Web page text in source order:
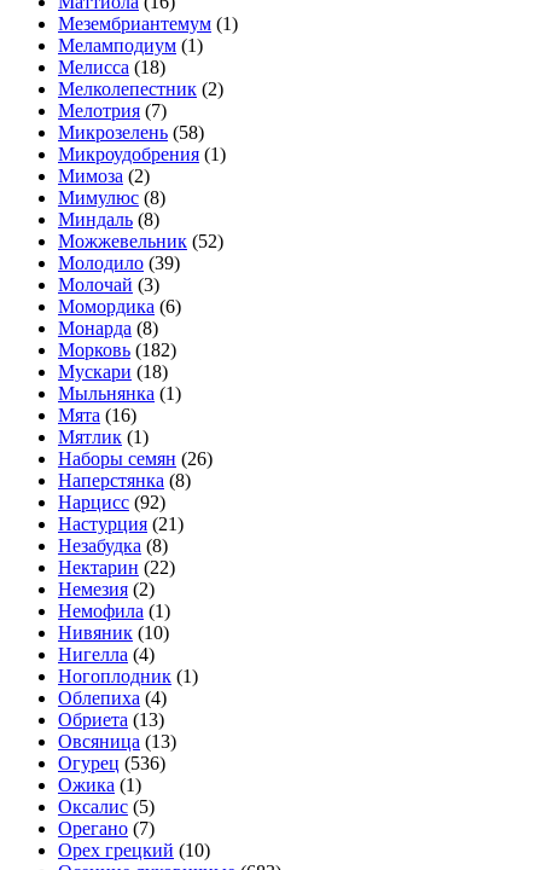
Мезембриантемум (1)
Меламподиум (1)
Мелисса (18)
Мелколепестник (2)
Мелотрия (7)
Микрозелень (58)
Микроудобрения (1)
Мимоза (2)
Мимулюс (8)
Миндаль (8)
Можжевельник (52)
Молодило (39)
Молочай (3)
Момордика (6)
Монарда (8)
Морковь (182)
Мускари (18)
Мыльнянка (1)
Мята (16)
Мятлик (1)
Наборы семян (26)
Наперстянка (8)
Нарцисс (92)
Настурция (21)
Незабудка (8)
Нектарин (22)
Немезия (2)
Немофила (1)
Нивяник (10)
Нигелла (4)
Ногоплодник (1)
Облепиха (4)
Обриета (13)
Овсяница (13)
Огурец (536)
Ожика (1)
Оксалис (5)
Орегано (7)
Орех грецкий (10)